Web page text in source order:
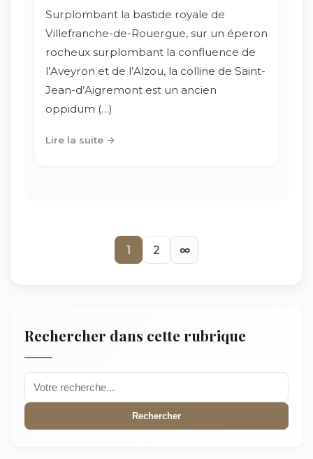
Surplombant la bastide royale de
Villefranche-de-Rouergue, sur un éperon
rocheux surplombant la confluence de
l’Aveyron et de l’Alzou, la colline de Saint-
Jean-d’Aigremont est un ancien
oppidum (…)
Lire la suite →
1 2 ∞
Rechercher dans cette rubrique
Rechercher